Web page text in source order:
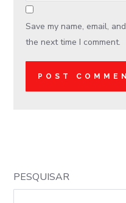
Save my name, email,
the next time I comment.
PESQUISAR